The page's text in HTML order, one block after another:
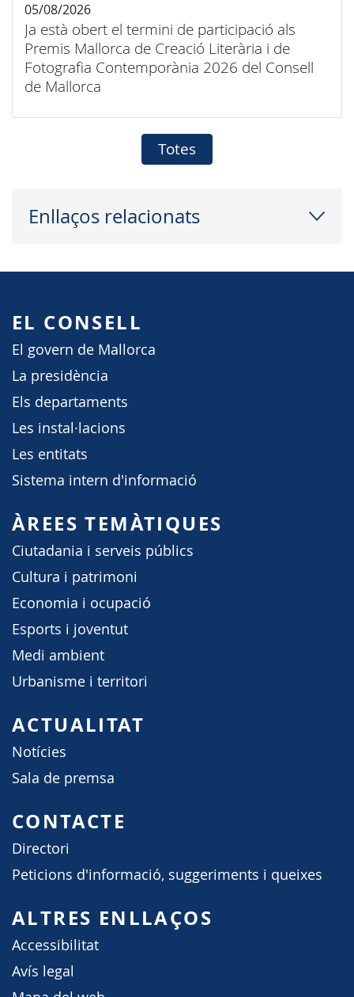
Ja està obert el termini de participació als
Premis Mallorca de Creació Literària i de
Fotografia Contemporània 2026 del Consell
de Mallorca
05/08/2026
Totes
Enllaços relacionats
EL CONSELL
El govern de Mallorca
La presidència
Els departaments
Les instal·lacions
Les entitats
Sistema intern d'informació
ÀREES TEMÀTIQUES
Ciutadania i serveis públics
Cultura i patrimoni
Economia i ocupació
Esports i joventut
Medi ambient
Urbanisme i territori
ACTUALITAT
Notícies
Sala de premsa
CONTACTE
Directori
Peticions d'informació, suggeriments i queixes
ALTRES ENLLAÇOS
Accessibilitat
Avís legal